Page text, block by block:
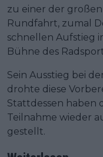
zu einer der
Rundfahrt, zumal
schnellen Aufstieg
Bühne des
Sein Ausstieg bei
drohte diese
Stattdessen haben
Teilnahme wieder
gestellt.